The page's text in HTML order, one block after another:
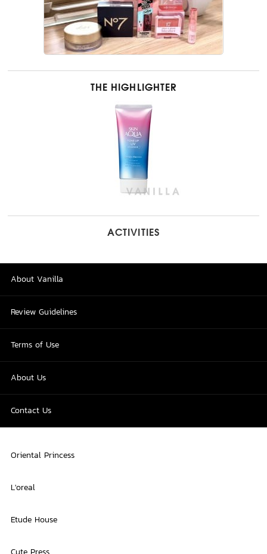
THE HIGHLIGHTER
ACTIVITIES
About Vanilla
Review Guidelines
Terms of Use
About Us
Contact Us
Oriental Princess
L'oreal
Etude House